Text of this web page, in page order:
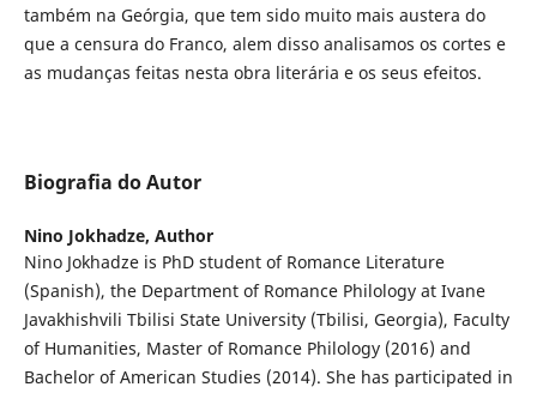
também na Geórgia, que tem sido muito mais austera do
que a censura do Franco, alem disso analisamos os cortes e
as mudanças feitas nesta obra literária e os seus efeitos.
Biografia do Autor
Nino Jokhadze, Author
Nino Jokhadze is PhD student of Romance Literature
(Spanish), the Department of Romance Philology at Ivane
Javakhishvili Tbilisi State University (Tbilisi, Georgia), Faculty
of Humanities, Master of Romance Philology (2016) and
Bachelor of American Studies (2014). She has participated in